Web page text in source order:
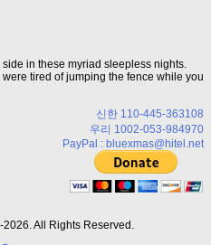
in these myriad sleepless nights.
tired of jumping the fence while you
신한 110-445-363108
우리 1002-053-984970
PayPal : bluexmas@hitel.net
All Rights Reserved.